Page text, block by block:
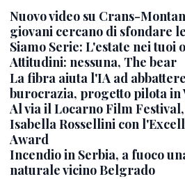
Nuovo video su Crans-
giovani cercano di sfondare
Siamo Serie: L'estate nei tuoi
Attitudini: nessuna, The bear
La fibra aiuta l'IA ad
burocrazia, progetto pilota in
Al via il Locarno Film
Isabella Rossellini con
Award
Incendio in Serbia, a fuoco
naturale vicino Belgrado